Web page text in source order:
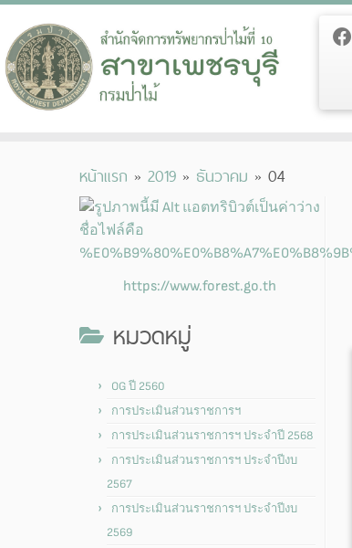
หน้าแรก » 2019 » ธันวาคม » 04
https://www.forest.go.th
หมวดหมู่
OG ปี 2560
การประเมินส่วนราชการฯ
การประเมินส่วนราชการฯ ประจำปี 2568
การประเมินส่วนราชการฯ ประจำปีงบ
2567
การประเมินส่วนราชการฯ ประจำปีงบ
2569